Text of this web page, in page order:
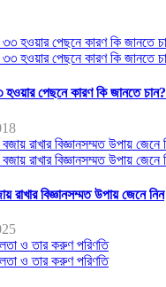
হওয়ার পেছনে কারণ কি জানতে চান?
রাখার বিজ্ঞানসম্মত উপায় জেনে নিন